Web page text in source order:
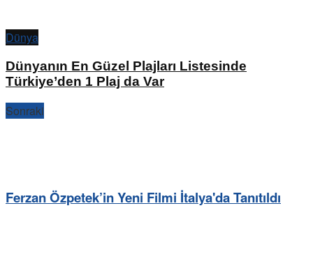
Dünya
Dünyanın En Güzel Plajları Listesinde
Türkiye’den 1 Plaj da Var
Sonraki
Ferzan Özpetek’in Yeni Filmi İtalya'da Tanıtıldı